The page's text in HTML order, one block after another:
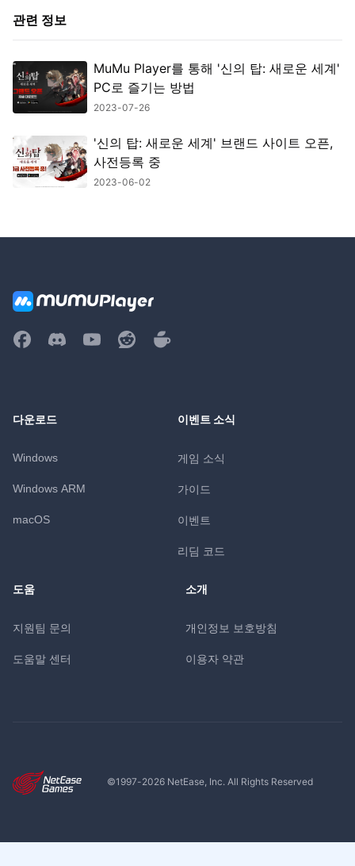
관련 정보
MuMu Player를 통해 '신의 탑: 새로운 세계'
PC로 즐기는 방법
2023-07-26
'신의 탑: 새로운 세계' 브랜드 사이트 오픈,
사전등록 중
2023-06-02
다운로드
Windows
Windows ARM
macOS
이벤트 소식
게임 소식
가이드
이벤트
리딤 코드
도움
지원팀 문의
도움말 센터
소개
개인정보 보호방침
이용자 약관
©1997-2026NetEase, Inc. All Rights Reserved